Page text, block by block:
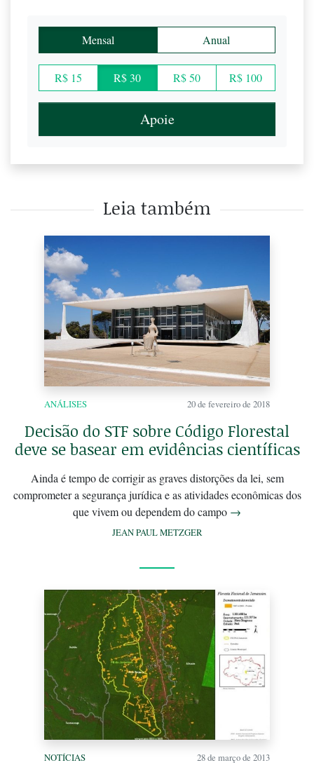
Mensal Anual
R$ 15 R$ 30 R$ 50 R$ 100
Apoie
Leia também
ANÁLISES 20 de fevereiro de 2018
Decisão do STF sobre Código Florestal
deve se basear em evidências científicas
Ainda é tempo de corrigir as graves distorções da lei, sem
comprometer a segurança jurídica e as atividades econômicas dos
que vivem ou dependem do campo →
JEAN PAUL METZGER
NOTÍCIAS 28 de março de 2013